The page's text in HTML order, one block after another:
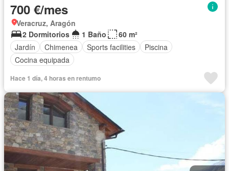
700 €/mes
Veracruz, Aragón
2 Dormitorios
1 Baño
60 m²
Jardín
Chimenea Sports facilities
Piscina
Cocina equipada
Hace 1 día, 4 horas en rentumo